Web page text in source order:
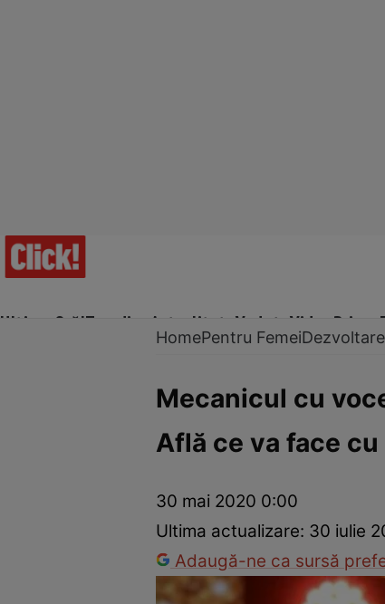
Ultima Oră!Trending Actualitate Vedete Video Prime
Dezvoltare personalăÎngrijire personalăCasă și
HomePentru Femei
Mecanicul cu
Află ce va face
30 mai 2020 0:00
Ultima actualizare: 30 iulie
Adaugă-ne ca sursă